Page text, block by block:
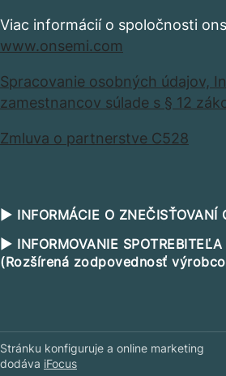
Viac informácií o spoločnosti
www.onsemi.com
Spracovanie osobných údajov,
zamestnancov súlade s § 12
Zmluva o partnerstve C528
▶ INFORMÁCIE O ZNEČISŤOVANÍ
▶ INFORMOVANIE SPOTREBITEĽA
(Rozšírená zodpovednosť
Stránku konfiguruje a online marketing
dodáva iFocus